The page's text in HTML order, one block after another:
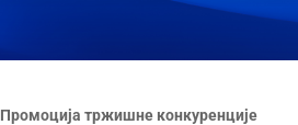
Промоција тржишне конкуренције